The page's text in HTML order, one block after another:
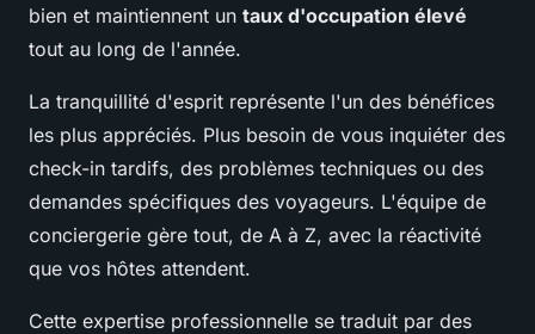
bien et maintiennent un taux d'occupation élevé
tout au long de l'année.
La tranquillité d'esprit représente l'un des bénéfices
les plus appréciés. Plus besoin de vous inquiéter des
check-in tardifs, des problèmes techniques ou des
demandes spécifiques des voyageurs. L'équipe de
conciergerie gère tout, de A à Z, avec la réactivité
que vos hôtes attendent.
Cette expertise professionnelle se traduit par des